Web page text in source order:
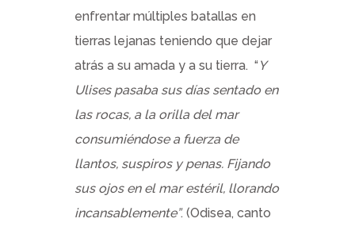
enfrentar múltiples batallas en
tierras lejanas teniendo que dejar
atrás a su amada y a su tierra. “ Y
Ulises pasaba sus días sentado en
las rocas, a la orilla del mar
consumiéndose a fuerza de
llantos, suspiros y penas. Fijando
sus ojos en el mar estéril, llorando
incansablemente”. (Odisea, canto